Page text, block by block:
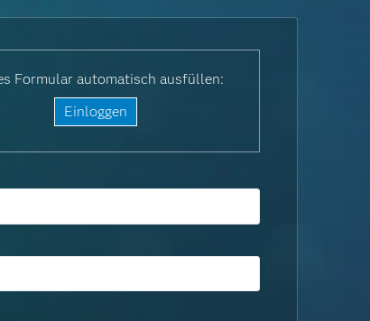
Formular automatisch ausfüllen:
Einloggen